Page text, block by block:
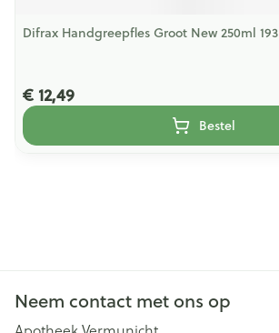
Difrax Handgreepfles Groot New 250ml 193
€ 12,49
Bestel
Neem contact met ons op